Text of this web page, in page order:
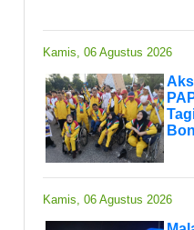
Kamis, 06 Agustus 2026
Kamis, 06 Agustus 2026